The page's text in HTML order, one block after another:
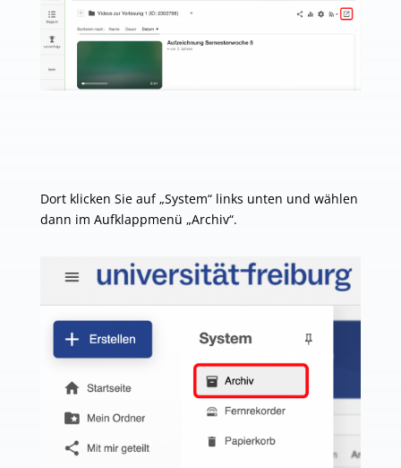
Dort klicken Sie auf „System“ links unten und wählen
dann im Aufklappmenü „Archiv“.